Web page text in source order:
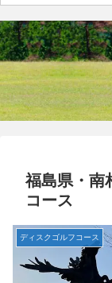
福島県・南
コース
ディスクゴルフコース